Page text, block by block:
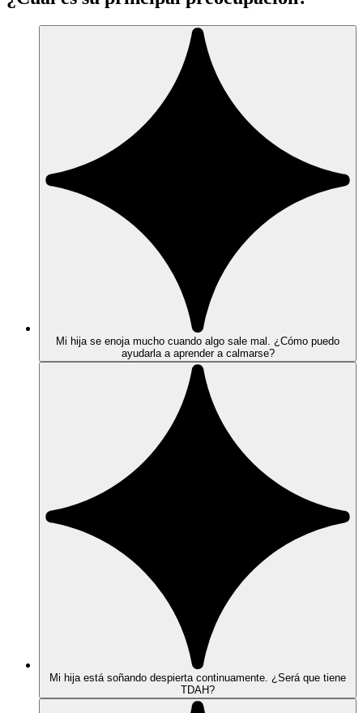
Mi hija se enoja mucho cuando algo sale mal. ¿Cómo puedo
ayudarla a aprender a calmarse?
Mi hija está soñando despierta continuamente. ¿Será que tiene
TDAH?